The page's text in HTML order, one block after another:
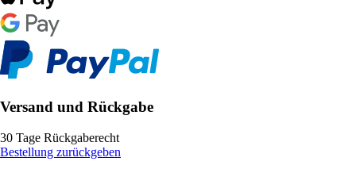
Versand und Rückgabe
30 Tage Rückgaberecht
Bestellung zurückgeben